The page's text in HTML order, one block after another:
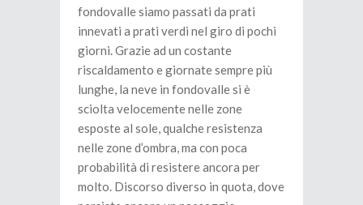
fondovalle siamo passati da prati
innevati a prati verdi nel giro di pochi
giorni. Grazie ad un costante
riscaldamento e giornate sempre più
lunghe, la neve in fondovalle si è
sciolta velocemente nelle zone
esposte al sole, qualche resistenza
nelle zone d’ombra, ma con poca
probabilità di resistere ancora per
molto. Discorso diverso in quota, dove